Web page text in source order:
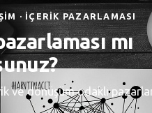
· İÇERIK PAZARLAMASI
mı
ve dönüşüm odaklı